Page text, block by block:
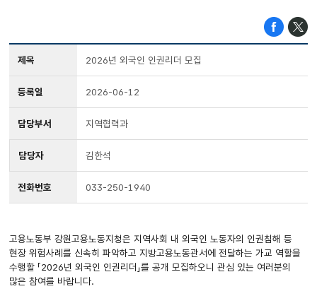
제목 2026년 외국인 인권리더 모집
등록일 2026-06-12
담당부서 지역협력과
담당자 김한석
전화번호 033-250-1940
고용노동부 강원고용노동지청은 지역사회 내 외국인 노동자의 인권침해 등
현장 위험사례를 신속히 파악하고 지방고용노동관서에 전달하는 가교 역할을
수행할 「2026년 외국인 인권리더」를 공개 모집하오니 관심 있는 여러분의
많은 참여를 바랍니다.